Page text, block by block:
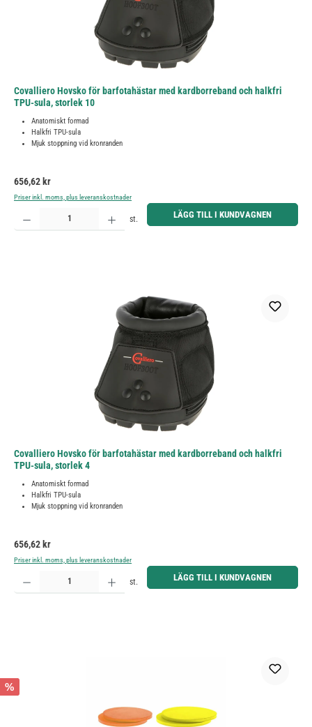
Covalliero Hovsko för barfotahästar med kardborreband och halkfri
TPU-sula, storlek 10
Anatomiskt formad
Halkfri TPU-sula
Mjuk stoppning vid kronranden
Ordinarie pris:
656,62 kr
Priser inkl. moms, plus leveranskostnader
Produktkvantitet: Ange önskat belopp eller använd knapparna för att öka eller minska kvantiteten.
st. LÄGG TILL I KUNDVAGNEN
Covalliero Hovsko för barfotahästar med kardborreband och halkfri
TPU-sula, storlek 4
Anatomiskt formad
Halkfri TPU-sula
Mjuk stoppning vid kronranden
Ordinarie pris:
656,62 kr
Priser inkl. moms, plus leveranskostnader
Produktkvantitet: Ange önskat belopp eller använd knapparna för att öka eller minska kvantiteten.
st. LÄGG TILL I KUNDVAGNEN
%